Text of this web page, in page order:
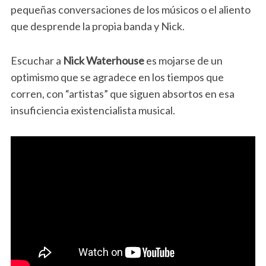
pequeñas conversaciones de los músicos o el aliento
que desprende la propia banda y Nick.
Escuchar a Nick Waterhousees mojarse de un
optimismo que se agradece en los tiempos que
corren, con “artistas” que siguen absortos en esa
insuficiencia existencialista musical.